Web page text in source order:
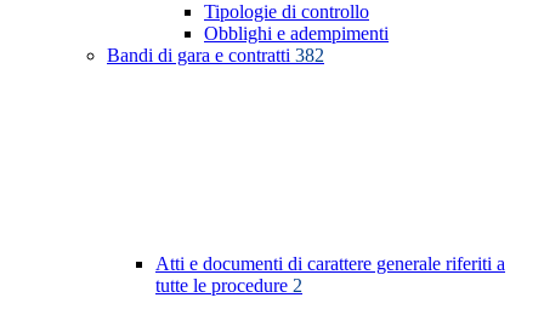
Tipologie di controllo
Obblighi e adempimenti
Bandi di gara e contratti 382
Atti e documenti di carattere generale riferiti a
tutte le procedure 2